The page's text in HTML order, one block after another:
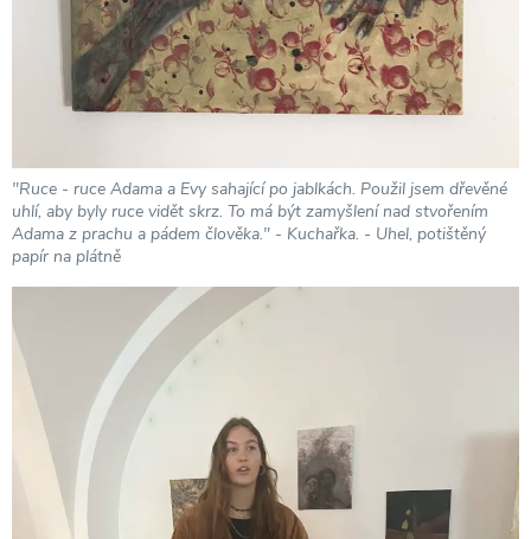
"Ruce - ruce Adama a Evy sahající po jablkách. Použil jsem dřevěné
uhlí, aby byly ruce vidět skrz. To má být zamyšlení nad stvořením
Adama z prachu a pádem člověka." - Kuchařka. - Uhel, potištěný
papír na plátně